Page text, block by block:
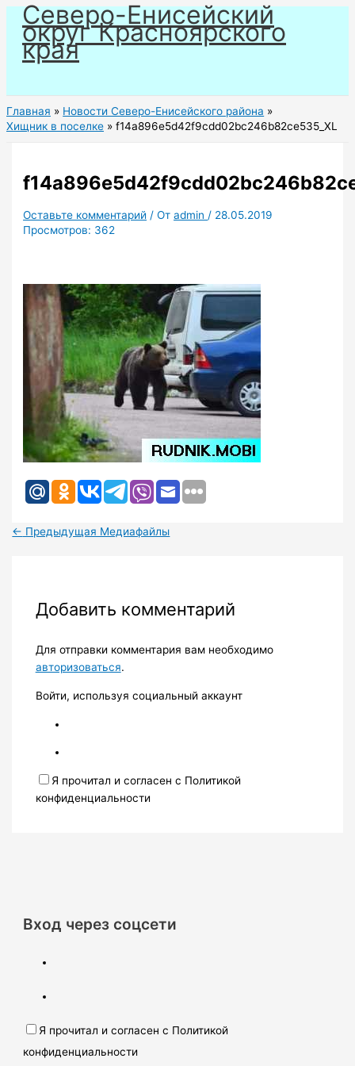
Перейти
содержимому
Северо-Енисейский
округ Красноярского
края
Главная
Новости Северо-Енисейского района
Хищник в поселке
f14a896e5d42f9cdd02bc246b82ce535_XL
Оставьте комментарий / Отadmin / 28.05.2019
Просмотров: 362
← Предыдущая Медиафайлы
Добавить комментарий
Для отправки комментария вам необходимо
авторизоваться.
Войти, используя социальный аккаунт
Я прочитал и согласен с Политикой
конфиденциальности
Вход через соцсети
Я прочитал и согласен с Политикой
конфиденциальности